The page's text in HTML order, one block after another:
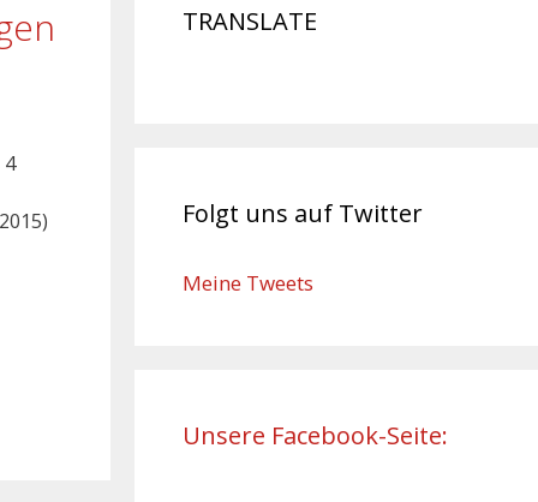
TRANSLATE
Folgt uns auf Twitter
Meine Tweets
Unsere Facebook-Seite: